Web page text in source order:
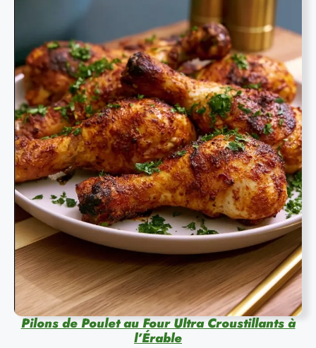
Pilons de Poulet au Four Ultra Croustillants à
l’Érable